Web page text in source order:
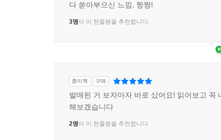
다 쏟아부으신 느낌. 짱짱!
3명이 이 한줄평을 추천합니다.
종이책 구매
발매된 거 보자마자 바로 샀어요! 읽어보고 꼭
해보겠습니다
2명이 이 한줄평을 추천합니다.